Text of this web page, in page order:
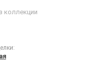
коллекции